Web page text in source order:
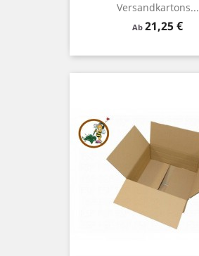
Versandkartons...
Ab Preis
21,25 €